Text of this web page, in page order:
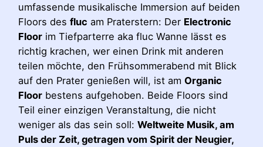
umfassende musikalische Immersion auf beiden
Floors des fluc am Praterstern: Der Electronic
Floor im Tiefparterre aka fluc Wanne lässt es
richtig krachen, wer einen Drink mit anderen
teilen möchte, den Frühsommerabend mit Blick
auf den Prater genießen will, ist am Organic
Floor bestens aufgehoben. Beide Floors sind
Teil einer einzigen Veranstaltung, die nicht
weniger als das sein soll: Weltweite Musik, am
Puls der Zeit, getragen vom Spirit der Neugier,